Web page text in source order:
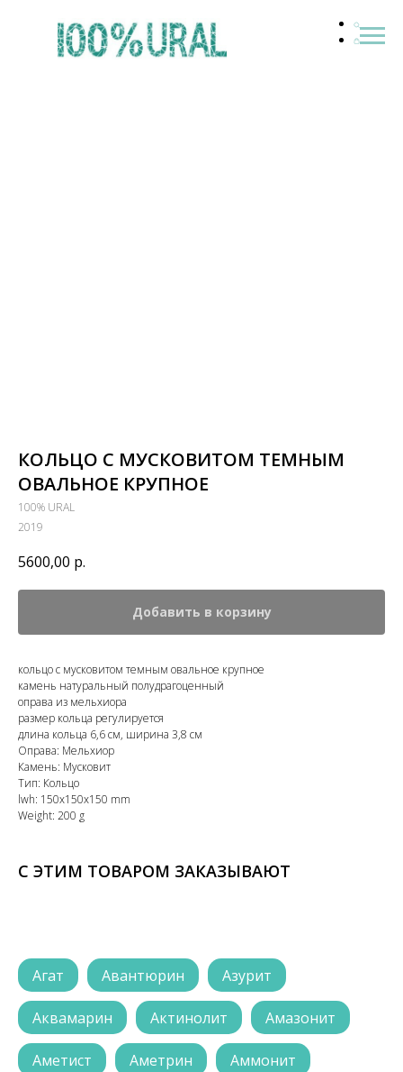
КОЛЬЦО С МУСКОВИТОМ ТЕМНЫМ
ОВАЛЬНОЕ КРУПНОЕ
100% URAL
2019
5600,00 р.
Добавить в корзину
кольцо с мусковитом темным овальное крупное
камень натуральный полудрагоценный
оправа из мельхиора
размер кольца регулируется
длина кольца 6,6 см, ширина 3,8 см
Оправа: Мельхиор
Камень: Мусковит
Тип: Кольцо
lwh: 150x150x150 mm
Weight: 200 g
С ЭТИМ ТОВАРОМ ЗАКАЗЫВАЮТ
Агат Авантюрин Азурит
Аквамарин Актинолит Амазонит
Аметист Аметрин Аммонит